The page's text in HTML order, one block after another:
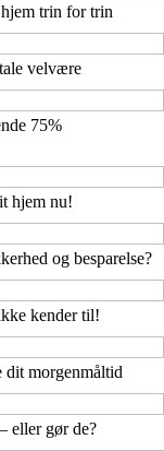
trin for trin
velvære
75%
hjem nu!
og besparelse?
kender til!
dit morgenmåltid
eller gør de?